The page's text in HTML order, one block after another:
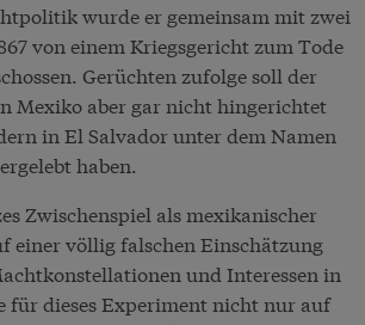
wurde er gemeinsam mit zwei
von einem Kriegsgericht zum Tode
Gerüchten zufolge soll der
Mexiko aber gar nicht hingerichtet
in El Salvador unter dem Namen
haben.
Zwischenspiel als mexikanischer
einer völlig falschen Einschätzung
und Interessen in
für dieses Experiment nicht nur auf